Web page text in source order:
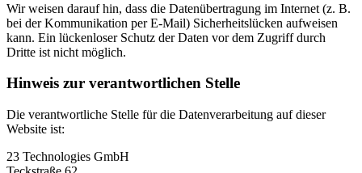
Wir weisen darauf hin, dass die Datenübertragung im Internet (z. B.
bei der Kommunikation per E-Mail) Sicherheitslücken aufweisen
kann. Ein lückenloser Schutz der Daten vor dem Zugriff durch
Dritte ist nicht möglich.
Hinweis zur verantwortlichen Stelle
Die verantwortliche Stelle für die Datenverarbeitung auf dieser
Website ist:
23 Technologies GmbH